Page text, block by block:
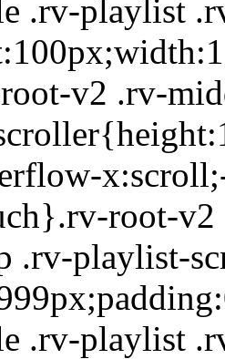
.rv-playlist
v2 .rv-
root-
.rv-playlist-
.rv-playlist